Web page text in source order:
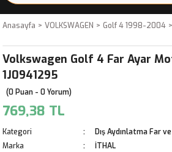
Anasayfa VOLKSWAGEN Golf 4 1998-2004
Volkswagen Golf 4 Far Ayar
1J0941295
(0 Puan - 0 Yorum)
769,38 TL
Kategori
Dış Aydınlatma Far
Marka
İTHAL